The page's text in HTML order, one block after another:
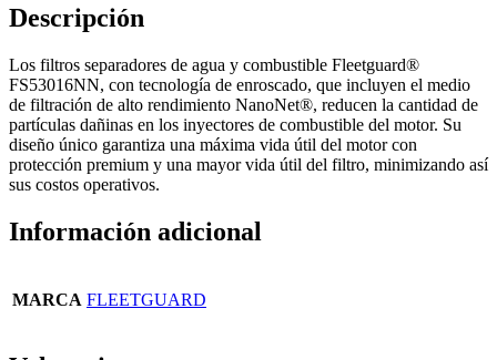
Descripción
Los filtros separadores de agua y combustible Fleetguard®
FS53016NN, con tecnología de enroscado, que incluyen el medio
de filtración de alto rendimiento NanoNet®, reducen la cantidad de
partículas dañinas en los inyectores de combustible del motor. Su
diseño único garantiza una máxima vida útil del motor con
protección premium y una mayor vida útil del filtro, minimizando así
sus costos operativos.
Información adicional
MARCA FLEETGUARD